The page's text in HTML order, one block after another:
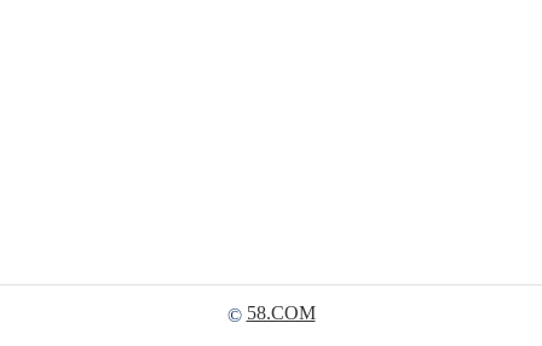
© 58.COM